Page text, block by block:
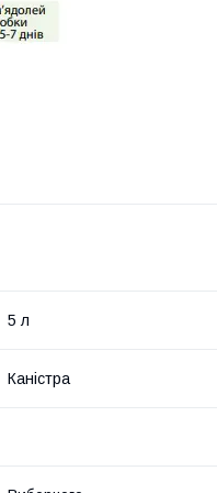
5 л
Каністра